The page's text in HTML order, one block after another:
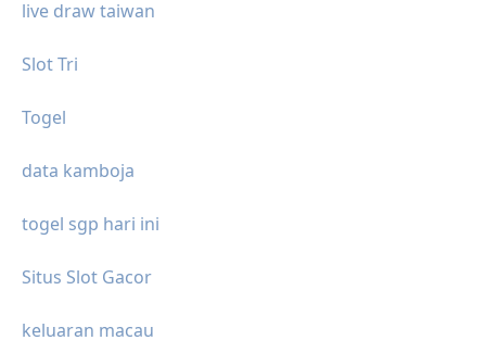
live draw taiwan
Slot Tri
Togel
data kamboja
togel sgp hari ini
Situs Slot Gacor
keluaran macau